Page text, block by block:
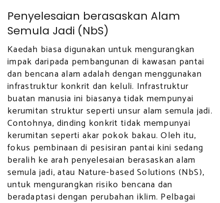
Penyelesaian berasaskan Alam
Semula Jadi (NbS)
Kaedah biasa digunakan untuk mengurangkan
impak daripada pembangunan di kawasan pantai
dan bencana alam adalah dengan menggunakan
infrastruktur konkrit dan keluli. Infrastruktur
buatan manusia ini biasanya tidak mempunyai
kerumitan struktur seperti unsur alam semula jadi.
Contohnya, dinding konkrit tidak mempunyai
kerumitan seperti akar pokok bakau. Oleh itu,
fokus pembinaan di pesisiran pantai kini sedang
beralih ke arah penyelesaian berasaskan alam
semula jadi, atau Nature-based Solutions (NbS),
untuk mengurangkan risiko bencana dan
beradaptasi dengan perubahan iklim. Pelbagai